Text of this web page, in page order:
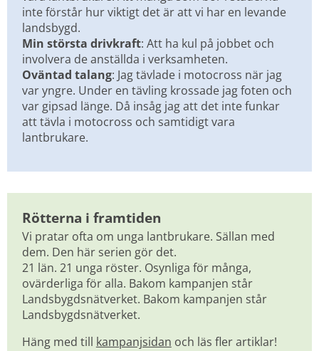
inte förstår hur viktigt det är att vi har en levande
landsbygd.
Min största drivkraft: Att ha kul på jobbet och
involvera de anställda i verksamheten.
Oväntad talang: Jag tävlade i motocross när jag
var yngre. Under en tävling krossade jag foten och
var gipsad länge. Då insåg jag att det inte funkar
att tävla i motocross och samtidigt vara
lantbrukare.
Rötterna i framtiden
Vi pratar ofta om unga lantbrukare. Sällan med
dem. Den här serien gör det.
21 län. 21 unga röster. Osynliga för många,
ovärderliga för alla. Bakom kampanjen står
Landsbygdsnätverket. Bakom kampanjen står
Landsbygdsnätverket.
Häng med till kampanjsidan och läs fler artiklar!